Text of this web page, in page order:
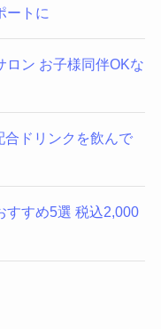
ートに
ロン お子様同伴OKな
ドリンクを飲んで
すすめ5選 税込2,000